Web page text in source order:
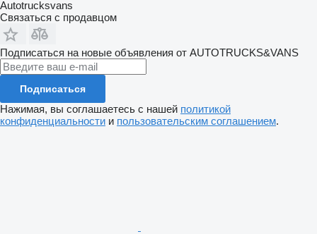
Autotrucksvans
Связаться с продавцом
Подписаться на новые объявления от AUTOTRUCKS&VANS
Подписаться
Нажимая, вы соглашаетесь с нашей политикой
конфиденциальности и пользовательским соглашением.